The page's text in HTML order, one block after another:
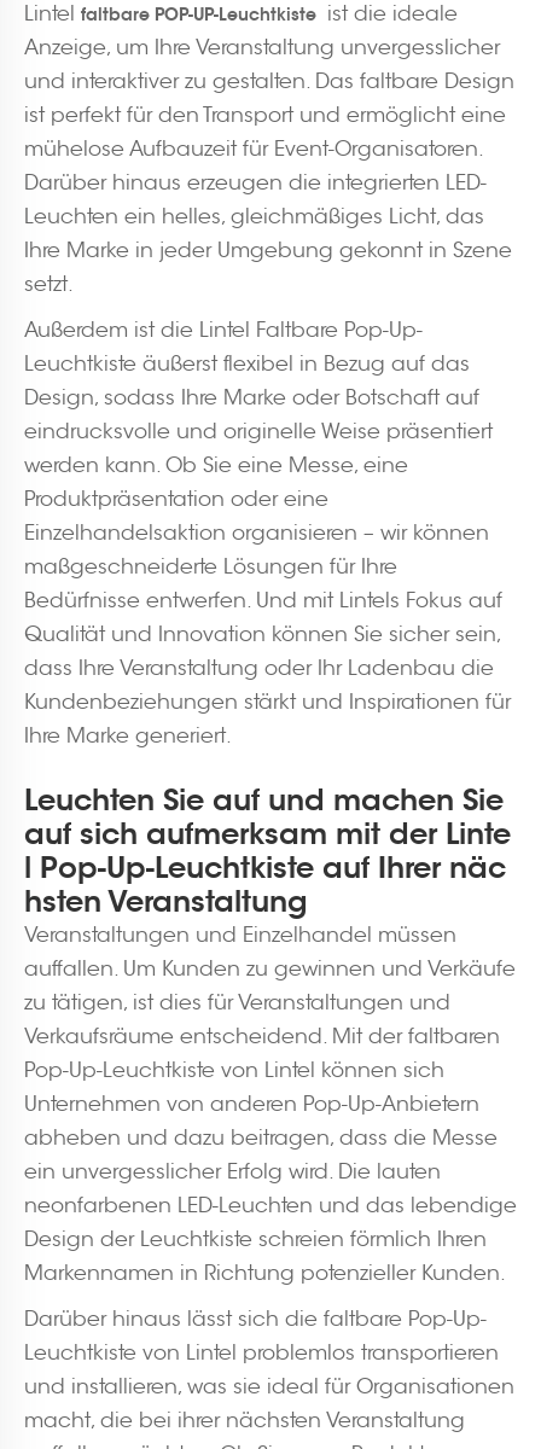
Lintel faltbare POP-UP-Leuchtkiste ist die ideale
Anzeige, um Ihre Veranstaltung unvergesslicher
und interaktiver zu gestalten. Das faltbare Design
ist perfekt für den Transport und ermöglicht eine
mühelose Aufbauzeit für Event-Organisatoren.
Darüber hinaus erzeugen die integrierten LED-
Leuchten ein helles, gleichmäßiges Licht, das
Ihre Marke in jeder Umgebung gekonnt in Szene
setzt.
Außerdem ist die Lintel Faltbare Pop-Up-
Leuchtkiste äußerst flexibel in Bezug auf das
Design, sodass Ihre Marke oder Botschaft auf
eindrucksvolle und originelle Weise präsentiert
werden kann. Ob Sie eine Messe, eine
Produktpräsentation oder eine
Einzelhandelsaktion organisieren – wir können
maßgeschneiderte Lösungen für Ihre
Bedürfnisse entwerfen. Und mit Lintels Fokus auf
Qualität und Innovation können Sie sicher sein,
dass Ihre Veranstaltung oder Ihr Ladenbau die
Kundenbeziehungen stärkt und Inspirationen für
Ihre Marke generiert.
Leuchten Sie auf und machen Sie
auf sich aufmerksam mit der Linte
l Pop-Up-Leuchtkiste auf Ihrer näc
hsten Veranstaltung
Veranstaltungen und Einzelhandel müssen
auffallen. Um Kunden zu gewinnen und Verkäufe
zu tätigen, ist dies für Veranstaltungen und
Verkaufsräume entscheidend. Mit der faltbaren
Pop-Up-Leuchtkiste von Lintel können sich
Unternehmen von anderen Pop-Up-Anbietern
abheben und dazu beitragen, dass die Messe
ein unvergesslicher Erfolg wird. Die lauten
neonfarbenen LED-Leuchten und das lebendige
Design der Leuchtkiste schreien förmlich Ihren
Markennamen in Richtung potenzieller Kunden.
Darüber hinaus lässt sich die faltbare Pop-Up-
Leuchtkiste von Lintel problemlos transportieren
und installieren, was sie ideal für Organisationen
macht, die bei ihrer nächsten Veranstaltung